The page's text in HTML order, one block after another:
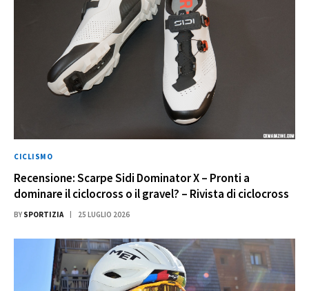
CICLISMO
Recensione: Scarpe Sidi Dominator X – Pronti a
dominare il ciclocross o il gravel? – Rivista di ciclocross
BY SPORTIZIA 25 LUGLIO 2026